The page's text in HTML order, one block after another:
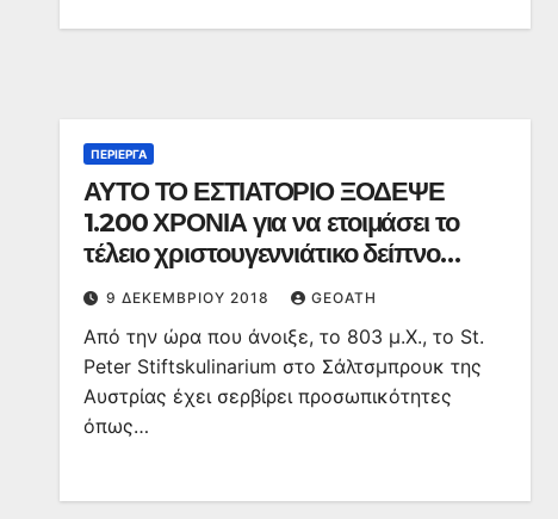
ΠΕΡΊΕΡΓΑ
ΑΥΤΟ ΤΟ ΕΣΤΙΑΤΟΡΙΟ ΞΟΔΕΨΕ
1.200 ΧΡΟΝΙΑ για να ετοιμάσει το
τέλειο χριστουγεννιάτικο δείπνο
(pics)
9 ΔΕΚΕΜΒΡΊΟΥ 2018 GEOATH
Από την ώρα που άνοιξε, το 803 μ.Χ., το St.
Peter Stiftskulinarium στο Σάλτσμπρουκ της
Αυστρίας έχει σερβίρει προσωπικότητες
όπως…